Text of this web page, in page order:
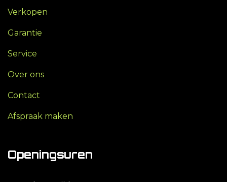
Verkopen
Garantie
Service
Over ons
Contact
Afspraak maken
Openingsuren